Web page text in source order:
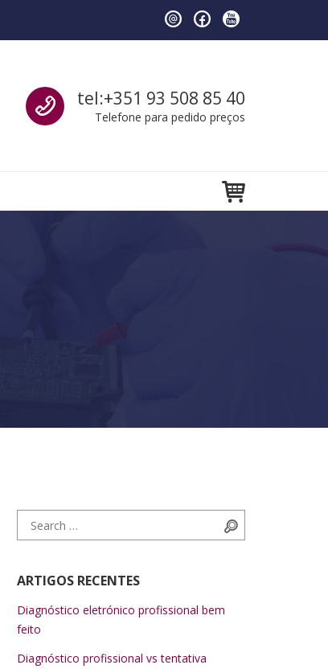
Call us
tel:+351 93 508 85 40
Telefone para pedido preços
Search for:
ARTIGOS RECENTES
Diagnóstico eletrónico profissional bem
feito
Diagnóstico profissional vs tentativa